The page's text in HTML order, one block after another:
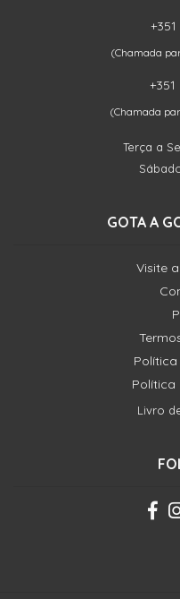
(Chamada
(Chamada
Terça a
GOTA A
Visite
Política
Livro